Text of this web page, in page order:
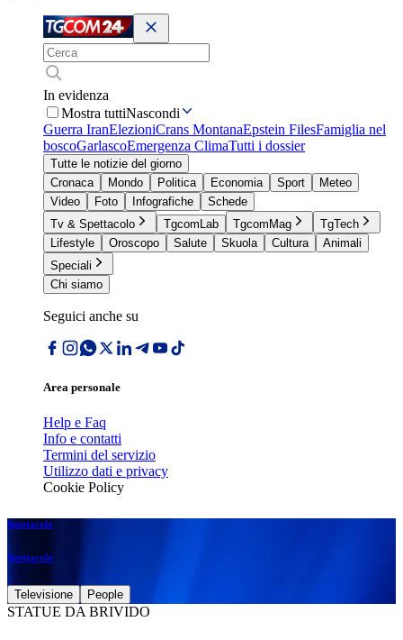
In evidenza
Mostra tuttiNascondi
Guerra IranElezioniCrans MontanaEpstein FilesFamiglia nel
boscoGarlascoEmergenza ClimaTutti i dossier
Tutte le notizie del giorno
Cronaca
Mondo Politica Economia Sport
Meteo
Video
Foto Infografiche
Schede
Tv & Spettacolo
TgcomLab TgcomMag
TgTech
Lifestyle
Oroscopo Salute Skuola Cultura
Animali
Speciali
Chi siamo
Seguici anche su
Area personale
Help e Faq
Info e contatti
Termini del servizio
Utilizzo dati e privacy
Cookie Policy
Spettacolo
Spettacolo
Televisione People
STATUE DA BRIVIDO